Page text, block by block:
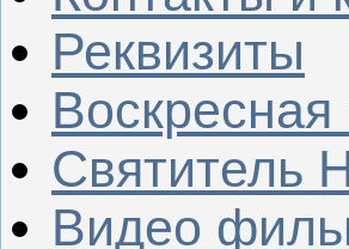
Реквизиты
Святитель
Видео